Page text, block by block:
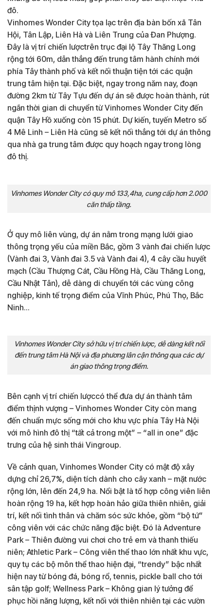
đô.
Vinhomes Wonder City tọa lạc trên địa bàn bốn xã Tân
Hội, Tân Lập, Liên Hà và Liên Trung của Đan Phượng.
Đây là vị trí chiến lượctrên trục đại lộ Tây Thăng Long
rộng tới 60m, dẫn thẳng đến trung tâm hành chính mới
phía Tây thành phố và kết nối thuận tiện tới các quận
trung tâm hiện tại. Đặc biệt, ngay trong năm nay, đoạn
đường 2km từ Tây Tựu đến dự án sẽ được hoàn thành, rút
ngắn thời gian di chuyển từ Vinhomes Wonder City đến
quận Tây Hồ xuống còn 15 phút. Dự kiến, tuyến Metro số
4 Mê Linh – Liên Hà cũng sẽ kết nối thẳng tới dự án thông
qua nhà ga trung tâm được quy hoạch ngay trong lòng
đô thị.
Vinhomes Wonder City có quy mô 133,4ha, cung cấp hơn 2.000
căn thấp tầng.
Ở quy mô liên vùng, dự án nằm trong mạng lưới giao
thông trọng yếu của miền Bắc, gồm 3 vành đai chiến lược
(Vành đai 3, Vành đai 3.5 và Vành đai 4), 4 cây cầu huyết
mạch (Cầu Thượng Cát, Cầu Hồng Hà, Cầu Thăng Long,
Cầu Nhật Tân), dễ dàng di chuyển tới các vùng công
nghiệp, kinh tế trọng điểm của Vĩnh Phúc, Phú Thọ, Bắc
Ninh…
Vinhomes Wonder City sở hữu vị trí chiến lược, dễ dàng kết nối
đến trung tâm Hà Nội và địa phương lân cận thông qua các dự
án giao thông trọng điểm.
Bên cạnh vị trí chiến lượccó thể đưa dự án thành tâm
điểm thịnh vượng – Vinhomes Wonder City còn mang
đến chuẩn mực sống mới cho khu vực phía Tây Hà Nội
với mô hình đô thị “tất cả trong một” – “all in one” đặc
trưng của hệ sinh thái Vingroup.
Về cảnh quan, Vinhomes Wonder City có mật độ xây
dựng chỉ 26,7%, diện tích dành cho cây xanh – mặt nước
rộng lớn, lên đến 24,9 ha. Nổi bật là tổ hợp công viên liên
hoàn rộng 19 ha, kết hợp hoàn hảo giữa thiên nhiên, giải
trí, kết nối tình thân và chăm sóc sức khỏe, gồm “bộ tứ”
công viên với các chức năng đặc biệt. Đó là Adventure
Park – Thiên đường vui chơi cho trẻ em và thanh thiếu
niên; Athletic Park – Công viên thể thao lớn nhất khu vực,
quy tụ các bộ môn thể thao hiện đại, “trendy” bậc nhất
hiện nay từ bóng đá, bóng rổ, tennis, pickle ball cho tới
sân tập golf; Wellness Park – Không gian lý tưởng để
phục hồi năng lượng, kết nối với thiên nhiên tại các vườn